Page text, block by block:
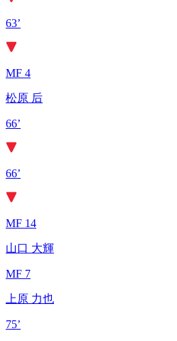
63’
MF 4
松原 后
66’
66’
MF 14
山口 大輝
MF 7
上原 力也
75’